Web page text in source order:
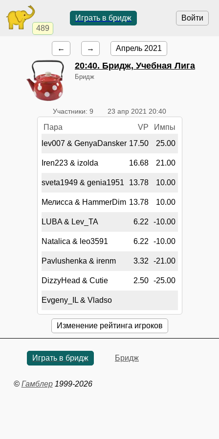
489
Войти
Играть в бридж
← → Апрель 2021
20:40. Бридж, Учебная Лига
Бридж
Участники: 9 23 апр 2021 20:40
Пара VP
Импы
lev007 & GenyaDansker 17.50 25.00
Iren223 & izolda 16.68 21.00
sveta1949 & genia1951 13.78 10.00
Мелисса & HammerDim 13.78 10.00
LUBA & Lev_TA 6.22 -10.00
Natalica & leo3591 6.22 -10.00
Pavlushenka & irenm 3.32 -21.00
DizzyHead & Cutie 2.50 -25.00
Evgeny_IL & Vladso
Изменение рейтинга игроков
Играть в бридж Бридж
© Гамблер1999-2026